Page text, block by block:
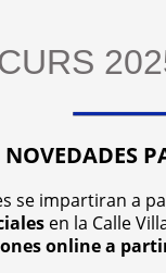
se impartiran a
en la Calle
online a